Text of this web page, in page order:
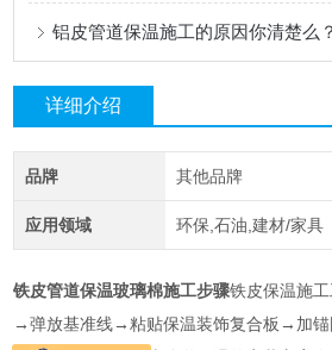
铝皮管道保温施工的原因你清楚么？
详细介绍
品牌 其他品牌
应用领域 环保,石油,建材/家具
铁皮管道保温玻璃棉施工步骤铁皮保温施
→弹放基准线→粘贴保温装饰复合板→加